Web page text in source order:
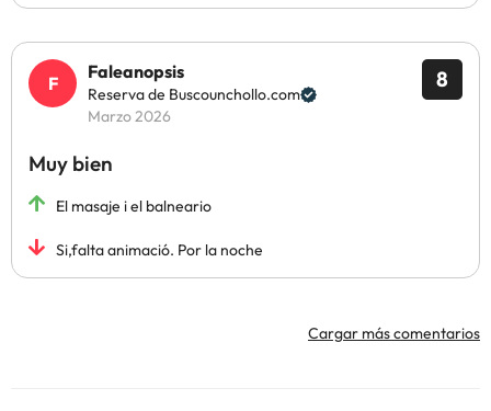
8
Faleanopsis
Reserva de Buscounchollo.com
Marzo 2026
Muy bien
El masaje i el balneario
Si,falta animació. Por la noche
Cargar más comentarios